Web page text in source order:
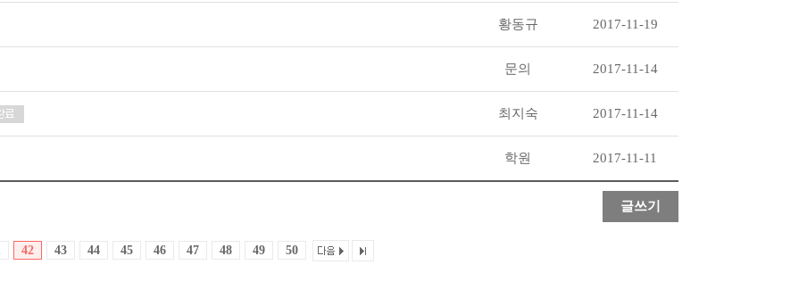
황동규 2017-11-19
문의 2017-11-14
최지숙 2017-11-14
학원 2017-11-11
글쓰기
42 43 44 45 46 47 48 49 50